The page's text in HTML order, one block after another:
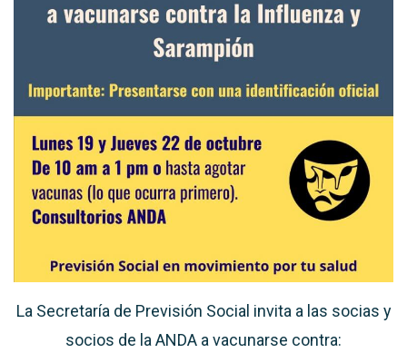
La Secretaría de Previsión Social invita a las socias y
socios de la ANDA a vacunarse contra: